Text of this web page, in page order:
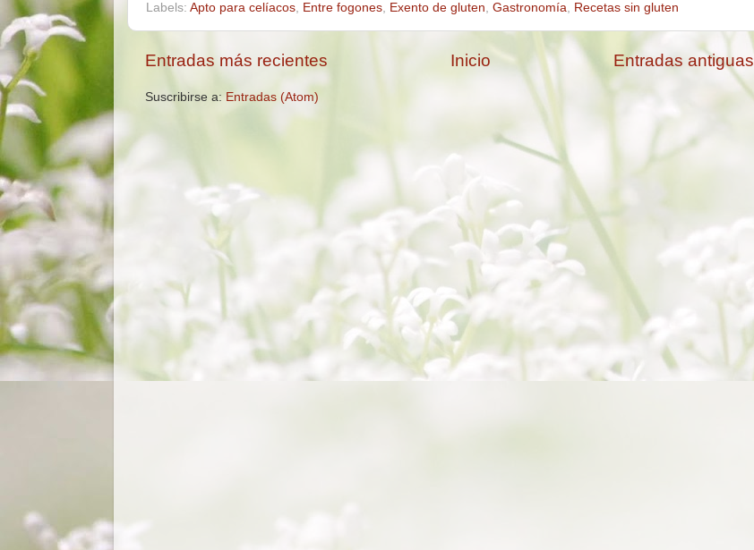
Labels: Apto para celíacos, Entre fogones, Exento de gluten, Gastronomía, Recetas sin gluten
Entradas más recientes Entradas antiguas
Inicio
Suscribirse a: Entradas (Atom)